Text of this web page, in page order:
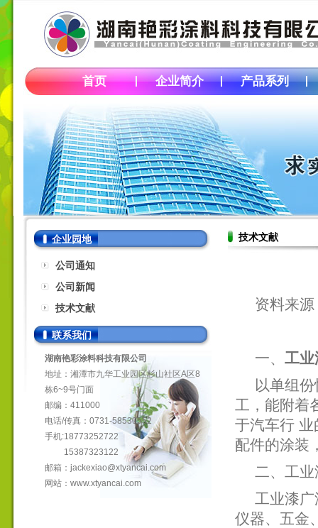
首页 企业简介 产品系列
技术文献
资料来源
一、 工业
以单组
工，能附着
于汽车行
配件的涂装
二、工
工业漆
仪器、五金
企业园地
公司通知
公司新闻
技术文献
联系我们
湖南艳彩涂料科技有限公司
地址：湘潭市九华工业园区杉山社区A区8
栋6~9号门面
邮编：411000
电话/传真：0731-58530552
手机:18773252722
15387323122
邮箱： jackexiao@xtyancai.com
网站： www.xtyancai.com